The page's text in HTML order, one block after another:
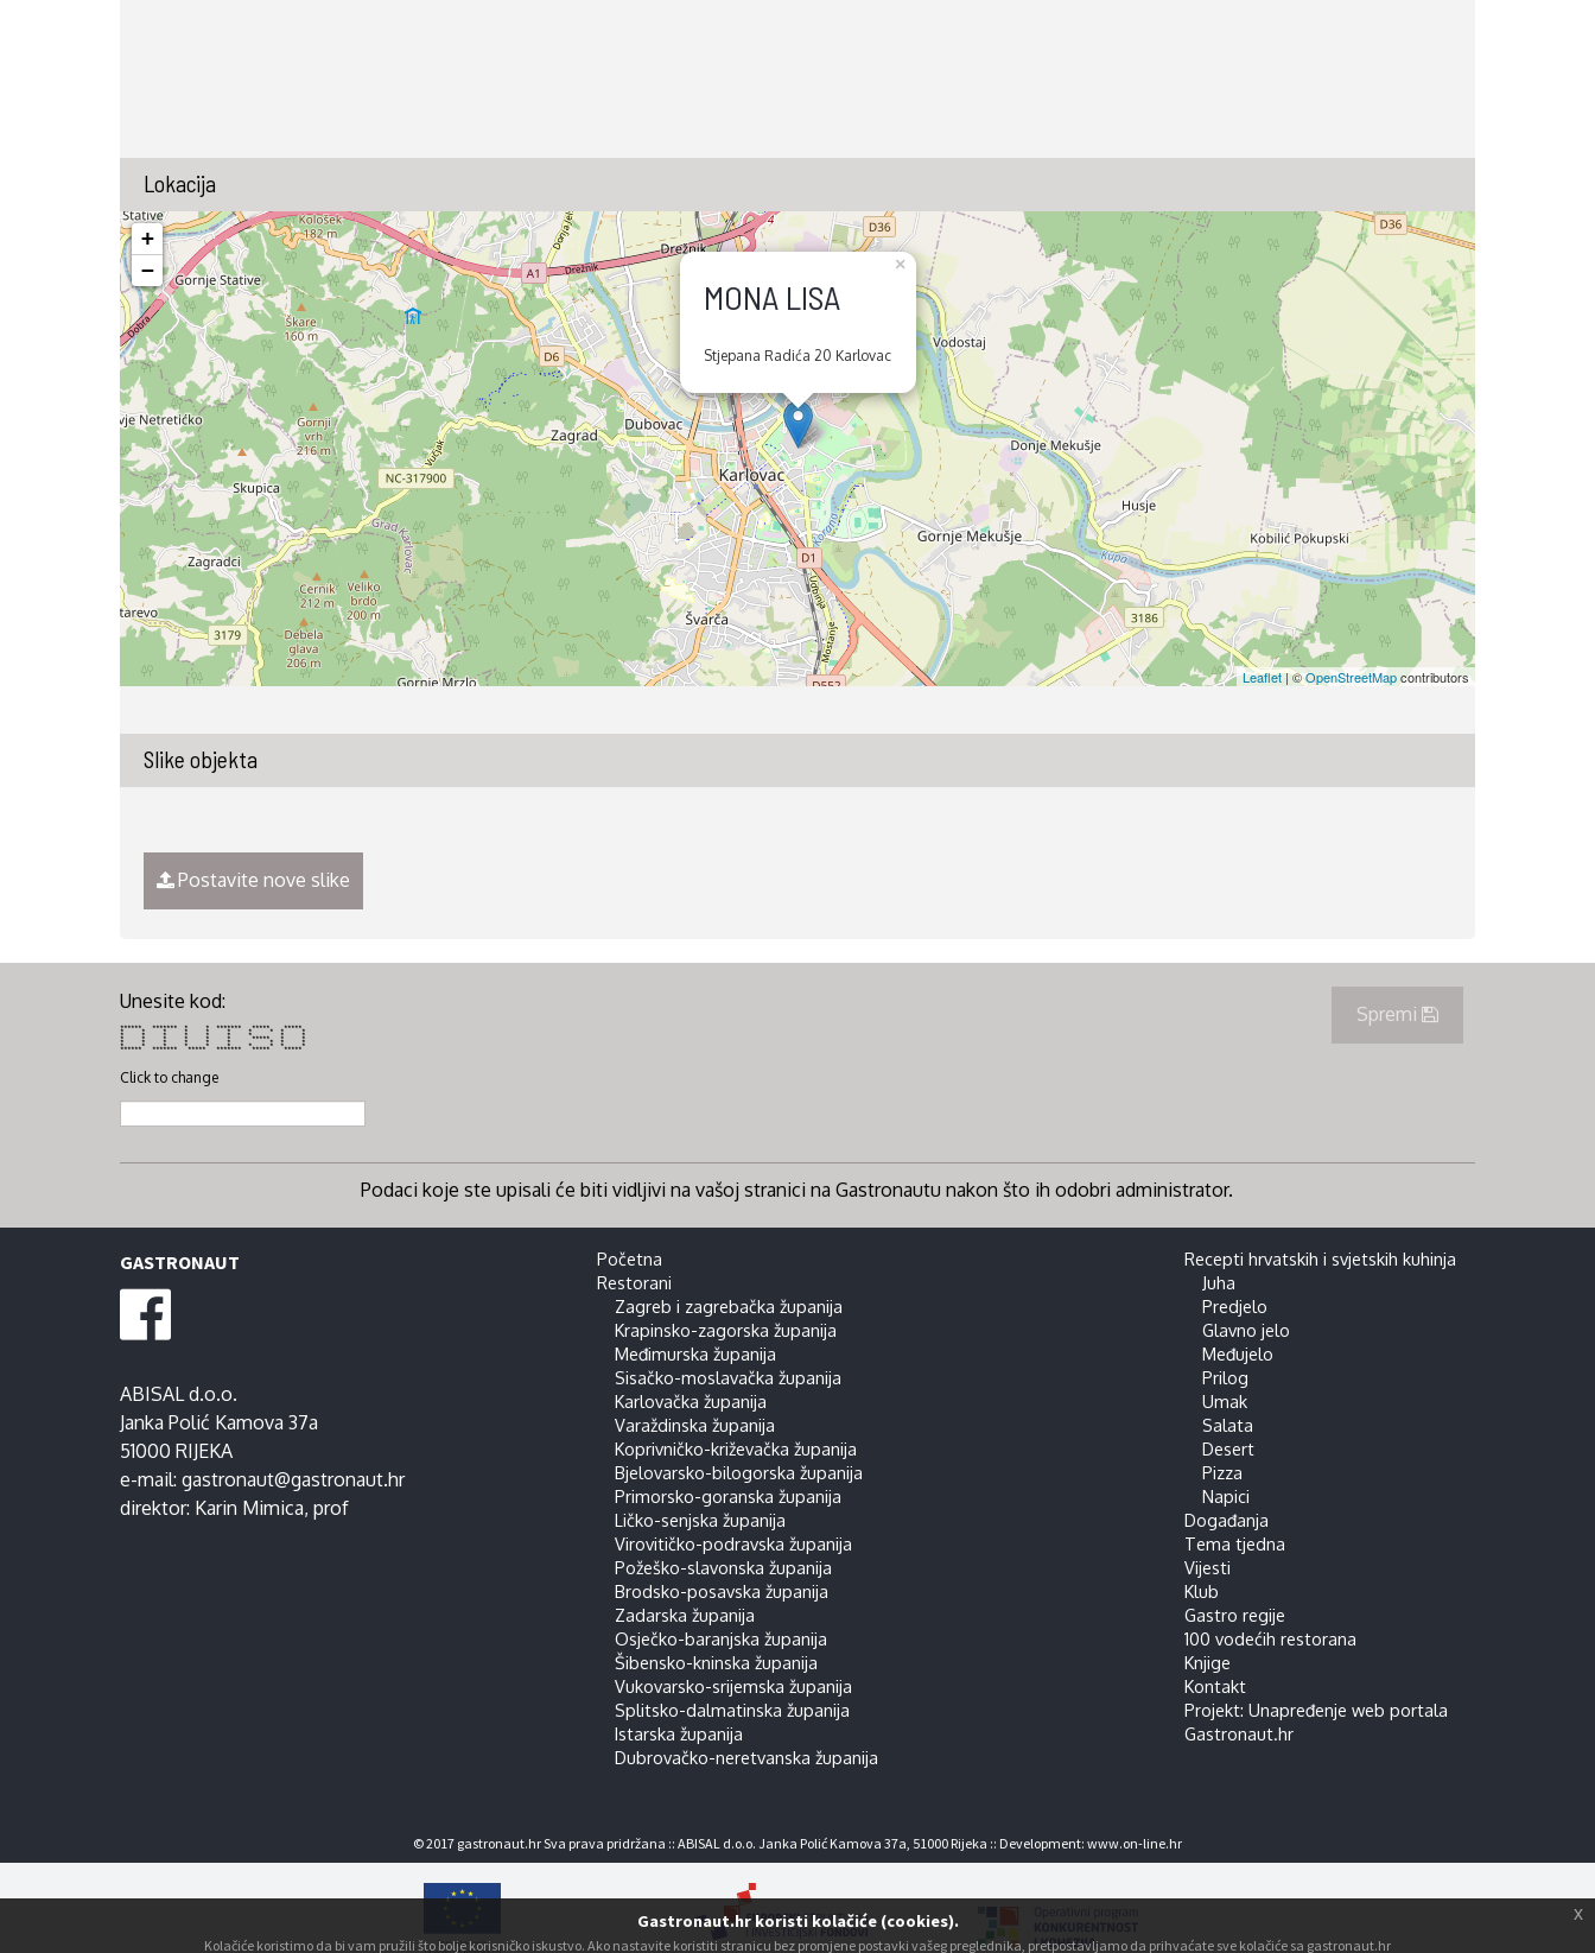
Lokacija
MONA LISA
Stjepana Radića 20 Karlovac
×
+
−
Leaflet| ©OpenStreetMapcontributors
Slike objekta
Postavite nove slike
Spremi
Unesite kod:
****** ******* * * ******* ***** *****
* * * * * * * * * *
* * * * * * * * *
* * * * * * ***** * *
* * * * * * * * *
* * * * * * * * * *
****** ******* ***** ******* ***** *****
Click to change
Podaci koje ste upisali će biti vidljivi na vašoj stranici na Gastronautu nakon što ih odobri administrator.
GASTRONAUT
ABISAL d.o.o.
Janka Polić Kamova 37a
51000 RIJEKA
e-mail: gastronaut@gastronaut.hr
direktor: Karin Mimica, prof
Početna
Restorani
Zagreb i zagrebačka županija
Krapinsko-zagorska županija
Međimurska županija
Sisačko-moslavačka županija
Karlovačka županija
Varaždinska županija
Koprivničko-križevačka županija
Bjelovarsko-bilogorska županija
Primorsko-goranska županija
Ličko-senjska županija
Virovitičko-podravska županija
Požeško-slavonska županija
Brodsko-posavska županija
Zadarska županija
Osječko-baranjska županija
Šibensko-kninska županija
Vukovarsko-srijemska županija
Splitsko-dalmatinska županija
Istarska županija
Dubrovačko-neretvanska županija
Recepti hrvatskih i svjetskih kuhinja
Juha
Predjelo
Glavno jelo
Međujelo
Prilog
Umak
Salata
Desert
Pizza
Napici
Događanja
Tema tjedna
Vijesti
Klub
Gastro regije
100 vodećih restorana
Knjige
Kontakt
Projekt: Unapređenje web portala
Gastronaut.hr
© 2017 gastronaut.hr Sva prava pridržana :: ABISAL d.o.o. Janka Polić Kamova 37a, 51000 Rijeka :: Development: www.on-line.hr
Gastronaut.hr koristi kolačiće (cookies).
Kolačiće koristimo da bi vam pružili što bolje korisničko iskustvo. Ako nastavite koristiti stranicu bez promjene postavki vašeg preglednika, pretpostavljamo da prihvaćate sve kolačiće sa gastronaut.hr
x